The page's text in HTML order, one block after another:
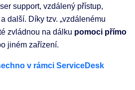
support, vzdálený přístup,
další. Díky tzv. „vzdálenému
zvládnou na dálku pomoci přímo
jiném zařízení.
v rámci ServiceDesk